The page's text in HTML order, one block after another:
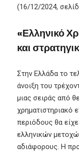
(16/12/2024,
«Ελληνικό
και
Στην Ελλάδα το
άνοιξη του
μιας σειράς από
χρηματιστηριακό
περιόδους θα
ελληνικών
αδιάφορους. Η